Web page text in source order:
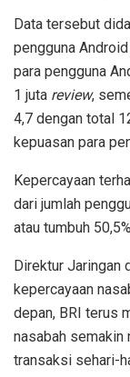
Data tersebut
pengguna
para pengguna
1 juta review,
4,7 dengan total
kepuasan para
Kepercayaan
dari jumlah
atau tumbuh 50,5%
Direktur Jaringan
kepercayaan
depan, BRI terus
nasabah semakin
transaksi sehari-